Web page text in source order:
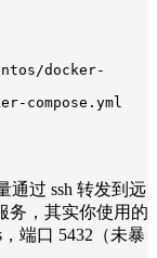
docker-
compose.yml
通过 ssh 转发到远
务，其实你使用的
端口 5432（未暴